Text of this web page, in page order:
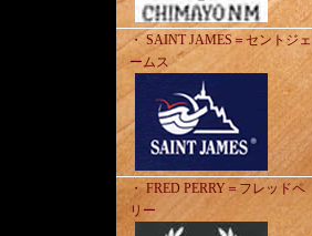
・ SAINT JAMES＝セントジェ
ームス
・ FRED PERRY＝フレッドペ
リー